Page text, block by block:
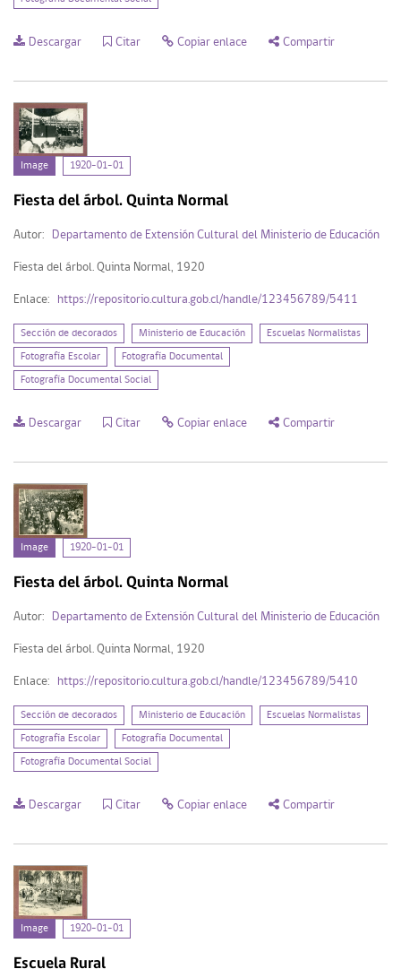
Descargar Citar Copiar enlace Compartir
Image 1920-01-01
Fiesta del árbol. Quinta Normal
Autor: Departamento de Extensión Cultural del Ministerio de Educación
Fiesta del árbol. Quinta Normal, 1920
Enlace: https://repositorio.cultura.gob.cl/handle/123456789/5411
Sección de decorados Ministerio de Educación Escuelas Normalistas
Fotografía Escolar Fotografía Documental
Fotografía Documental Social
Descargar Citar Copiar enlace Compartir
Image 1920-01-01
Fiesta del árbol. Quinta Normal
Autor: Departamento de Extensión Cultural del Ministerio de Educación
Fiesta del árbol. Quinta Normal, 1920
Enlace: https://repositorio.cultura.gob.cl/handle/123456789/5410
Sección de decorados Ministerio de Educación Escuelas Normalistas
Fotografía Escolar Fotografía Documental
Fotografía Documental Social
Descargar Citar Copiar enlace Compartir
Image 1920-01-01
Escuela Rural